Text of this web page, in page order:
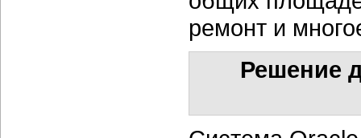
ремонт и
Решение